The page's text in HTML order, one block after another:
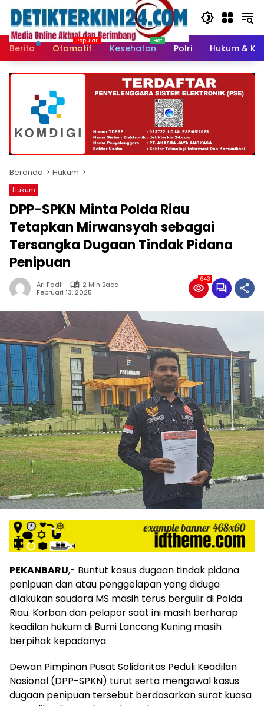
Langsung
konten
Berita
Otomotif Kesehatan Polri Hukum &
Beranda Hukum
Hukum
DPP-SPKN Minta Polda Riau
Tetapkan Mirwansyah sebagai
Tersangka Dugaan Tindak Pidana
Penipuan
Ari Fadli
2 Min Baca
Februari 13, 2025
643
PEKANBARU,- Buntut kasus dugaan tindak pidana
penipuan dan atau penggelapan yang diduga
dilakukan saudara MS masih terus bergulir di Polda
Riau. Korban dan pelapor saat ini masih berharap
keadilan hukum di Bumi Lancang Kuning masih
berpihak kepadanya.
Dewan Pimpinan Pusat Solidaritas Peduli Keadilan
Nasional (DPP-SPKN) turut serta mengawal kasus
dugaan penipuan tersebut berdasarkan surat kuasa